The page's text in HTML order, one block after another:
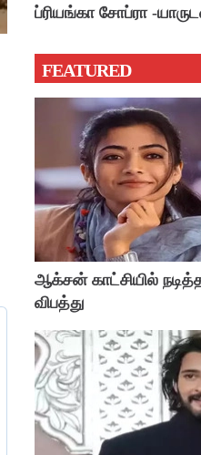
ப்ரியங்கா சோப்ரா -
FEATURED
ஆக்சன் காட்சியில்
விபத்து